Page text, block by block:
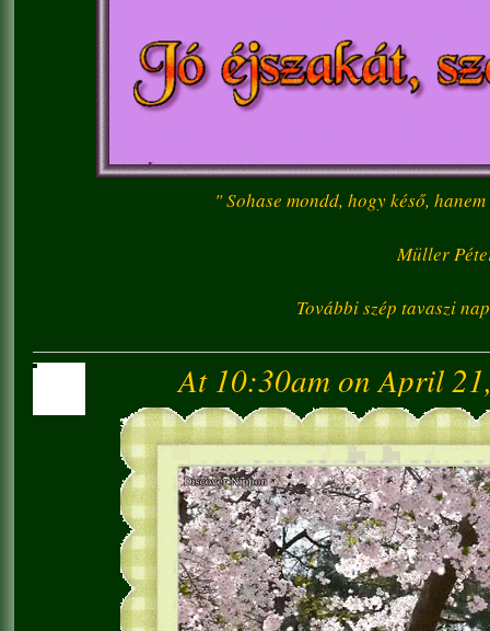
" Sohase mondd, hogy késő,
Müller
További szép tavaszi
At 10:30am on April